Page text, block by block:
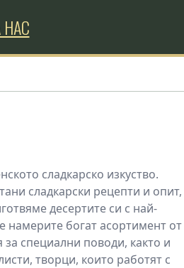
НАС
сладкарско изкуство.
сладкарски рецепти и опит,
десертите си с най-
намерите богат асортимент от
специални поводи, както и
творци, които работят с